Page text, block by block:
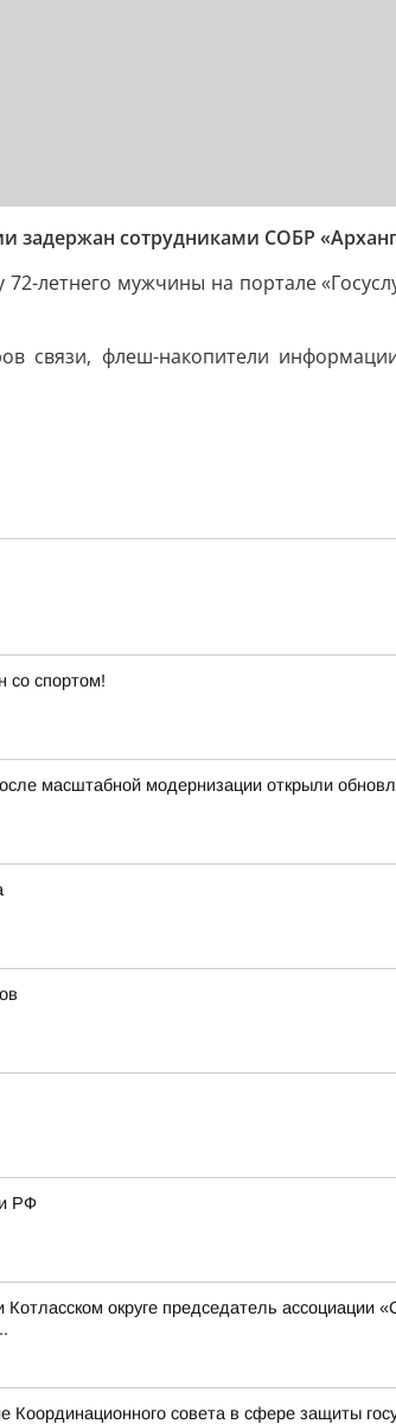
сотрудниками СОБР
летнего мужчины на портале
связи, флеш-накопители
со спортом!
масштабной модернизации открыли
РФ
округе председатель ассоциации
совета в сфере защиты